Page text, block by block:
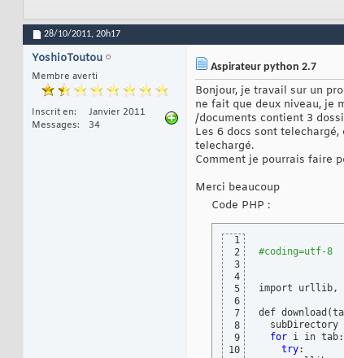
28/10/2011, 20h17
YoshioToutou
Membre averti
Inscrit en
Janvier 2011
Messages
34
Aspirateur python 2.7
Bonjour, je travail sur un
ne fait que deux niveau, je
/documents contient 3
Les 6 docs sont
telechargé.
Comment je pourrais faire
Merci beaucoup
Code PHP :
1
2
3
4
5
6
7
8
9
10
#coding=utf-8
import urllib,
def download (
subDirectory
for i in tab:
try: